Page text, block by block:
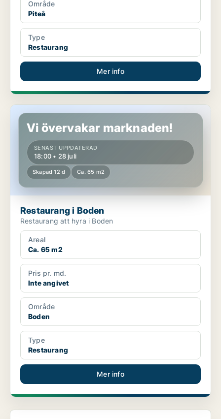
Område
Piteå
Type
Restaurang
Mer info
Restaurang i Boden
Vi övervakar marknaden!
SENAST UPPDATERAD
18:00 • 28 juli
Skapad 12 d Ca. 65 m2
Restaurang i Boden
Restaurang att hyra i Boden
Areal
Ca. 65 m2
Pris pr. md.
Inte angivet
Område
Boden
Type
Restaurang
Mer info